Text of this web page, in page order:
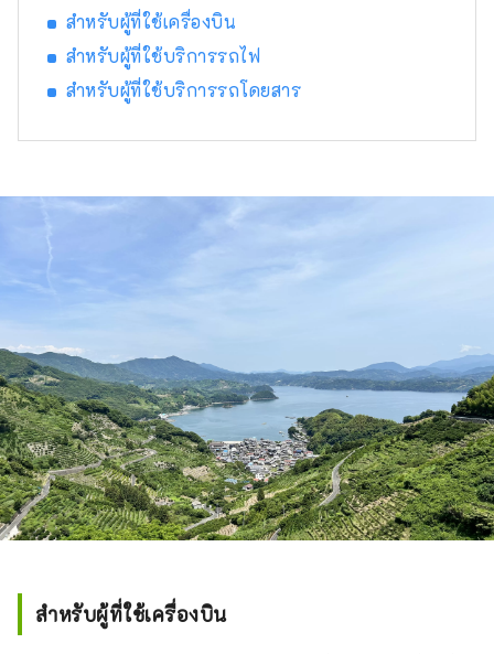
สำหรับผู้ที่ใช้เครื่องบิน
สำหรับผู้ที่ใช้บริการรถไฟ
สำหรับผู้ที่ใช้บริการรถโดยสาร
สำหรับผู้ที่ใช้เครื่องบิน